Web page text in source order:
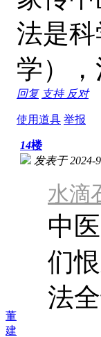
法是
学）
回复 支持 反对
使用道具 举报
董
建
14楼
发表于 2024-
水滴
中
们
法